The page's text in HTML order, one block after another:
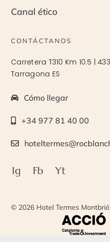
Canal ético
CONTÁCTANOS
Carretera T310 Km 10.5 |
Tarragona ES
Cómo llegar
+34 977 81 40 00
Ig Fb Yt
© 2026 Hotel Termes Montbrió